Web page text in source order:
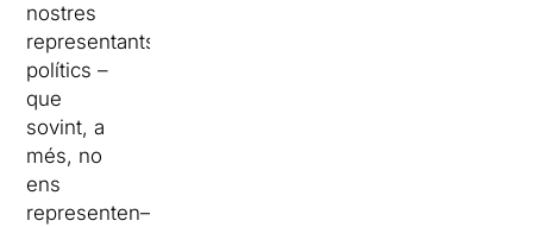
nostres
representants
polítics –
que
sovint, a
més, no
ens
representen–